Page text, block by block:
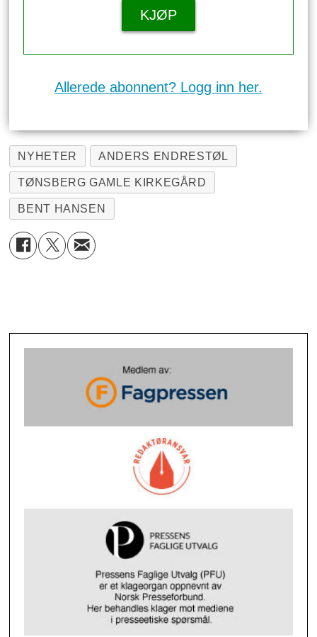
KJØP
Allerede abonnent? Logg inn her.
NYHETER ANDERS ENDRESTØL
TØNSBERG GAMLE KIRKEGÅRD
BENT HANSEN